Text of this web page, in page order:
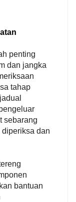
penting
dan jangka
tahap
sebarang
dan
bantuan